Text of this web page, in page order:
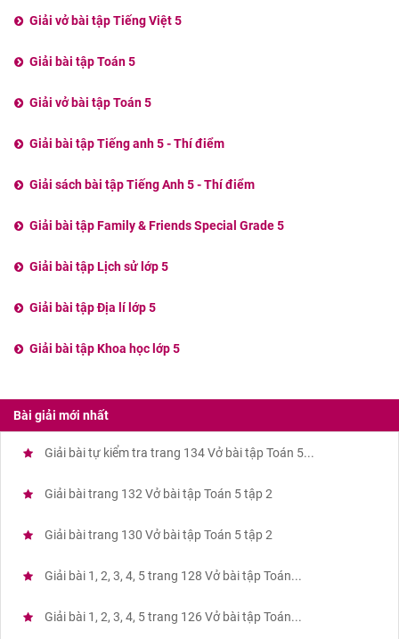
Giải vở bài tập Tiếng Việt 5
Giải bài tập Toán 5
Giải vở bài tập Toán 5
Giải bài tập Tiếng anh 5 - Thí điểm
Giải sách bài tập Tiếng Anh 5 - Thí điểm
Giải bài tập Family & Friends Special Grade 5
Giải bài tập Lịch sử lớp 5
Giải bài tập Địa lí lớp 5
Giải bài tập Khoa học lớp 5
Bài giải mới nhất
Giải bài tự kiểm tra trang 134 Vở bài tập Toán 5...
Giải bài trang 132 Vở bài tập Toán 5 tập 2
Giải bài trang 130 Vở bài tập Toán 5 tập 2
Giải bài 1, 2, 3, 4, 5 trang 128 Vở bài tập Toán...
Giải bài 1, 2, 3, 4, 5 trang 126 Vở bài tập Toán...